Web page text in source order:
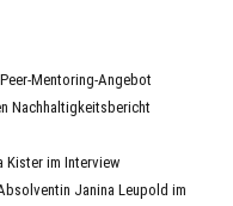
Mentoring-Angebot
Nachhaltigkeitsbericht
Kister im Interview
Janina Leupold im